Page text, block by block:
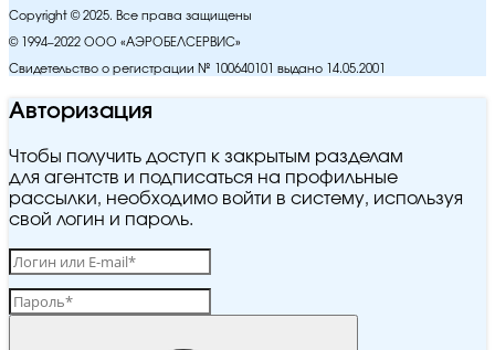
Copyright © 2025. Все права защищены
© 1994–2022 ООО «АЭРОБЕЛСЕРВИС»
Свидетельство о регистрации № 100640101 выдано 14.05.2001
Авторизация
Чтобы получить доступ к закрытым разделам
для агентств и подписаться на профильные
рассылки, необходимо войти в систему, используя
свой логин и пароль.